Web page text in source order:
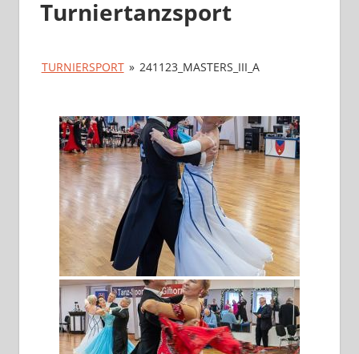
Turniertanzsport
TURNIERSPORT » 241123_MASTERS_III_A